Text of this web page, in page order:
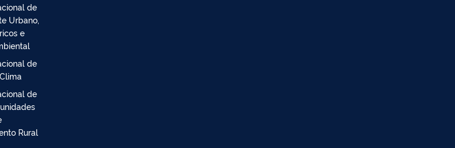
Ambiental
de
e
de
de